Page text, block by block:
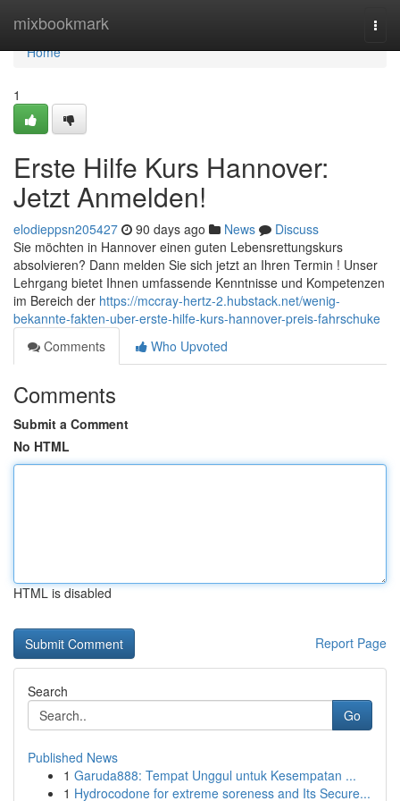
mixbookmark
Home
Home
1
Erste Hilfe Kurs Hannover:
Jetzt Anmelden!
elodieppsn205427 90 days ago News
Discuss
Sie möchten in Hannover einen guten Lebensrettungskurs
absolvieren? Dann melden Sie sich jetzt an Ihren Termin ! Unser
Lehrgang bietet Ihnen umfassende Kenntnisse und Kompetenzen
im Bereich der https://mccray-hertz-2.hubstack.net/wenig-
bekannte-fakten-uber-erste-hilfe-kurs-hannover-preis-fahrschuke
Comments
Who Upvoted
Comments
Submit a Comment
No HTML
HTML is disabled
Report Page
Search
Go
Published News
1 Garuda888: Tempat Unggul untuk Kesempatan ...
1 Hydrocodone for extreme soreness and Its Secure...